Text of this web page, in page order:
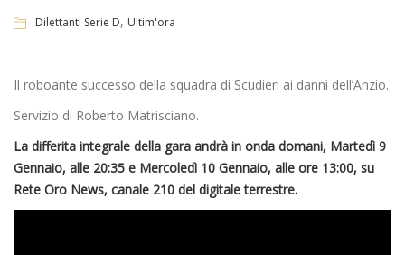
Dilettanti Serie D, Ultim'ora
Il roboante successo della squadra di Scudieri ai danni dell’Anzio.
Servizio di Roberto Matrisciano.
La differita integrale della gara andrà in onda domani, Martedì 9
Gennaio, alle 20:35 e Mercoledì 10 Gennaio, alle ore 13:00, su
Rete Oro News, canale 210 del digitale terrestre.